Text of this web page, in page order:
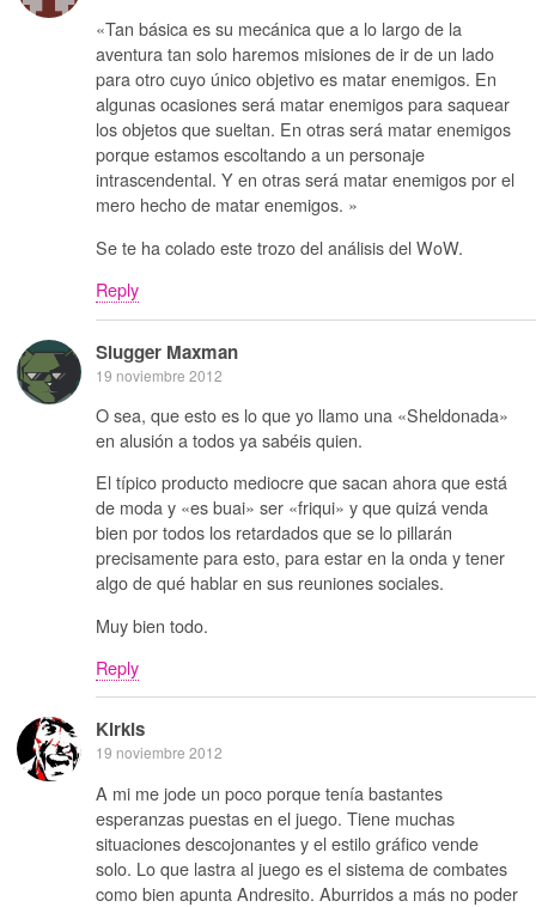
«Tan básica es su mecánica que a lo largo de la
aventura tan solo haremos misiones de ir de un lado
para otro cuyo único objetivo es matar enemigos. En
algunas ocasiones será matar enemigos para saquear
los objetos que sueltan. En otras será matar enemigos
porque estamos escoltando a un personaje
intrascendental. Y en otras será matar enemigos por el
mero hecho de matar enemigos. »
Se te ha colado este trozo del análisis del WoW.
Reply
Slugger Maxman
19 noviembre 2012
O sea, que esto es lo que yo llamo una «Sheldonada»
en alusión a todos ya sabéis quien.
El típico producto mediocre que sacan ahora que está
de moda y «es buai» ser «friqui» y que quizá venda
bien por todos los retardados que se lo pillarán
precisamente para esto, para estar en la onda y tener
algo de qué hablar en sus reuniones sociales.
Muy bien todo.
Reply
Kirkis
19 noviembre 2012
A mi me jode un poco porque tenía bastantes
esperanzas puestas en el juego. Tiene muchas
situaciones descojonantes y el estilo gráfico vende
solo. Lo que lastra al juego es el sistema de combates
como bien apunta Andresito. Aburridos a más no poder